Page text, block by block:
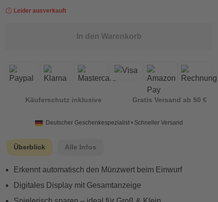
Leider ausverkauft
In den Warenkorb
Käuferschutz inklusive Gratis Versand ab 50 €
Deutscher Geschenkespezialist • Schneller Versand
Überblick Alle Infos
Erkennt automatisch den Münzwert beim Einwurf
Digitales Display mit Gesamtanzeige